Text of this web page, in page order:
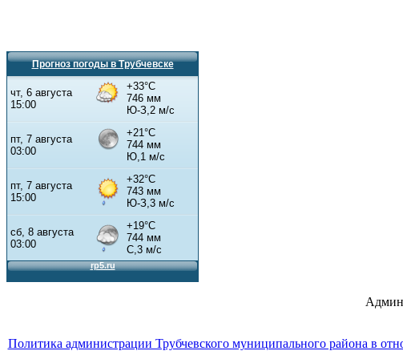
Прогноз погоды в Трубчевске
Политика администрации Трубчевского муниципального района в